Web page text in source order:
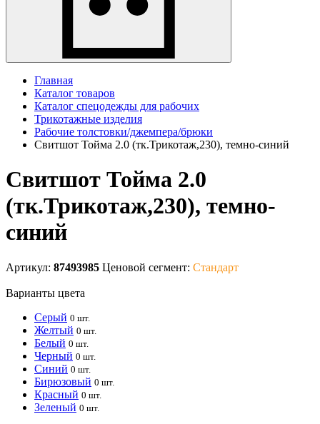
Главная
Каталог товаров
Каталог спецодежды для рабочих
Трикотажные изделия
Рабочие толстовки/джемпера/брюки
Свитшот Тойма 2.0 (тк.Трикотаж,230), темно-синий
Свитшот Тойма 2.0
(тк.Трикотаж,230), темно-
синий
Артикул: 87493985 Ценовой сегмент: Стандарт
Варианты цвета
Серый 0 шт.
Желтый 0 шт.
Белый 0 шт.
Черный 0 шт.
Синий 0 шт.
Бирюзовый 0 шт.
Красный 0 шт.
Зеленый 0 шт.